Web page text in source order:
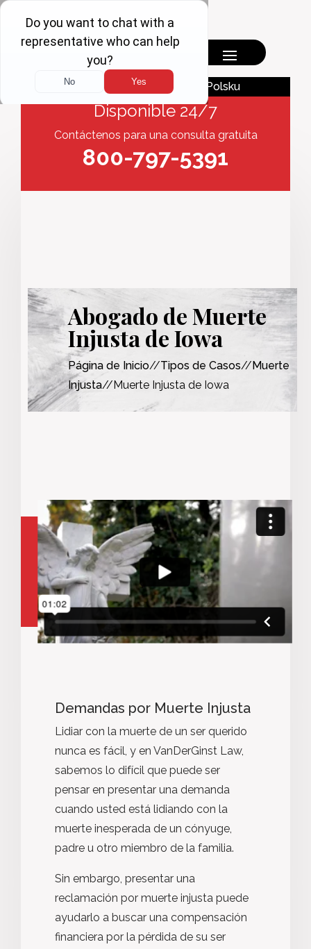
Polsku
English
Disponible 24/7
Contáctenos para una consulta gratuita
800-797-5391
Abogado de Muerte
Injusta de Iowa
Página de Inicio//Tipos de Casos//Muerte
Injusta//Muerte Injusta de Iowa
Demandas por Muerte Injusta
Lidiar con la muerte de un ser querido
nunca es fácil, y en VanDerGinst Law,
sabemos lo difícil que puede ser
pensar en presentar una demanda
cuando usted está lidiando con la
muerte inesperada de un cónyuge,
padre u otro miembro de la familia.
Sin embargo, presentar una
reclamación por muerte injusta puede
ayudarlo a buscar una compensación
financiera por la pérdida de su ser